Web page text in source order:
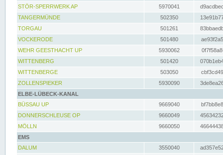
STÖR-SPERRWERK AP 5970041
TANGERMÜNDE
502350
TORGAU
501261
VOCKERODE
501480
WEHR GEESTHACHT UP
5930062
WITTENBERG
501420
WITTENBERGE
503050
ZOLLENSPIEKER
5930090
ELBE-LÜBECK-KANAL
BÜSSAU UP
9669040
DONNERSCHLEUSE OP
9660049
MÖLLN
9660050
EMS
DALUM
3550040